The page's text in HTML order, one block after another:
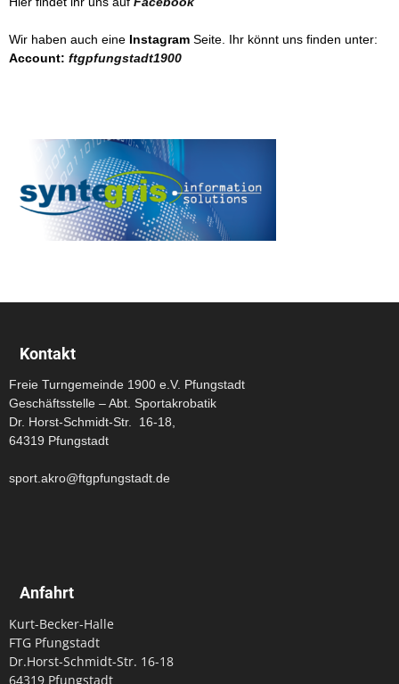
Wir haben auch eine Instagram Seite. Ihr könnt uns finden unter:
Account: ftgpfungstadt1900
Kontakt
Freie Turngemeinde 1900 e.V. Pfungstadt
Geschäftsstelle – Abt. Sportakrobatik
Dr. Horst-Schmidt-Str. 16-18,
64319 Pfungstadt
sport.akro@ftgpfungstadt.de
Anfahrt
Kurt-Becker-Halle
FTG Pfungstadt
Dr.Horst-Schmidt-Str. 16-18
64319 Pfungstadt